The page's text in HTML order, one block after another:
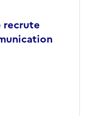
recrute